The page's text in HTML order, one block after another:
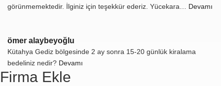
görünmemektedir. İlginiz için teşekkür ederiz. Yücekara… Devamı
ömer alaybeyoğlu
Kütahya Gediz bölgesinde 2 ay sonra 15-20 günlük kiralama
bedeliniz nedir? Devamı
Firma Ekle